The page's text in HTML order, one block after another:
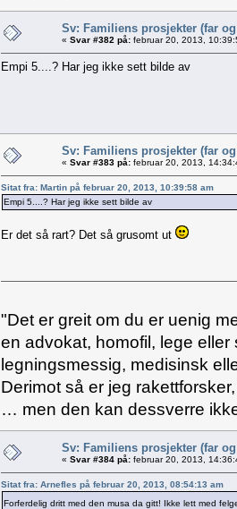
Sv: Familiens prosjekter (far
« Svar #382 på: februar 20, 2013,
Empi 5....? Har jeg ikke sett bilde av
Sv: Familiens prosjekter (far
« Svar #383 på: februar 20, 2013,
Sitat fra: Martin på februar 20, 2013, 10:39:58 am
Empi 5....? Har jeg ikke sett bilde av
Er det så rart? Det så grusomt ut
"Det er greit om du er uenig
en advokat, homofil, lege
legningsmessig, medisinsk
Derimot så er jeg
… men den kan dessverre
Sv: Familiens prosjekter (far
« Svar #384 på: februar 20, 2013,
Sitat fra: Arnefles på februar 20, 2013, 08:54:13 am
Forferdelig dritt med den musa da gitt! Ikke lett med